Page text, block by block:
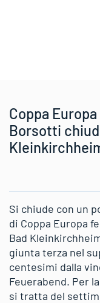
Coppa
Borsotti
Si chiude con un
di Coppa Europa
Bad
giunta terza nel
centesimi dalla
Feuerabend. Per
si tratta del